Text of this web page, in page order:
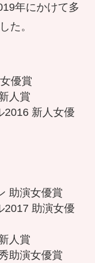
年にかけて多
た。
優賞
人賞
2016 新人女優
助演女優賞
2017 助演女優
人賞
助演女優賞